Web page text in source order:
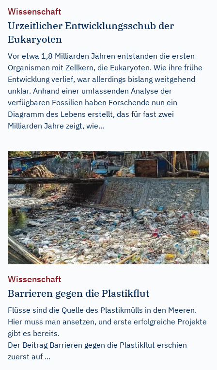
Wissenschaft
Urzeitlicher Entwicklungsschub der
Eukaryoten
Vor etwa 1,8 Milliarden Jahren entstanden die ersten
Organismen mit Zellkern, die Eukaryoten. Wie ihre frühe
Entwicklung verlief, war allerdings bislang weitgehend
unklar. Anhand einer umfassenden Analyse der
verfügbaren Fossilien haben Forschende nun ein
Diagramm des Lebens erstellt, das für fast zwei
Milliarden Jahre zeigt, wie...
Wissenschaft
Barrieren gegen die Plastikflut
Flüsse sind die Quelle des Plastikmülls in den Meeren.
Hier muss man ansetzen, und erste erfolgreiche Projekte
gibt es bereits.
Der Beitrag Barrieren gegen die Plastikflut erschien
zuerst auf ...